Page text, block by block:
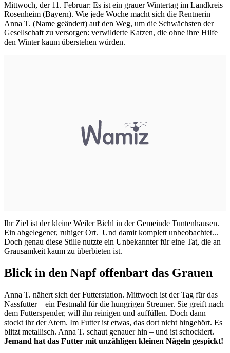
Mittwoch, der 11. Februar: Es ist ein grauer Wintertag im Landkreis
Rosenheim (Bayern). Wie jede Woche macht sich die Rentnerin
Anna T. (Name geändert) auf den Weg, um die Schwächsten der
Gesellschaft zu versorgen: verwilderte Katzen, die ohne ihre Hilfe
den Winter kaum überstehen würden.
Ihr Ziel ist der kleine Weiler Bichl in der Gemeinde Tuntenhausen.
Ein abgelegener, ruhiger Ort. Und damit komplett unbeobachtet...
Doch genau diese Stille nutzte ein Unbekannter für eine Tat, die an
Grausamkeit kaum zu überbieten ist.
Blick in den Napf offenbart das Grauen
Anna T. nähert sich der Futterstation. Mittwoch ist der Tag für das
Nassfutter – ein Festmahl für die hungrigen Streuner. Sie greift nach
dem Futterspender, will ihn reinigen und auffüllen. Doch dann
stockt ihr der Atem. Im Futter ist etwas, das dort nicht hingehört. Es
blitzt metallisch. Anna T. schaut genauer hin – und ist schockiert.
Jemand hat das Futter mit unzähligen kleinen Nägeln gespickt!